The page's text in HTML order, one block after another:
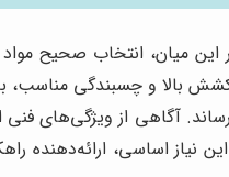
میان، انتخاب صحیح مواد
کشش بالا و چسبندگی مناسب،
آگاهی از ویژگی‌های فنی
نیاز اساسی، ارائه‌دهنده